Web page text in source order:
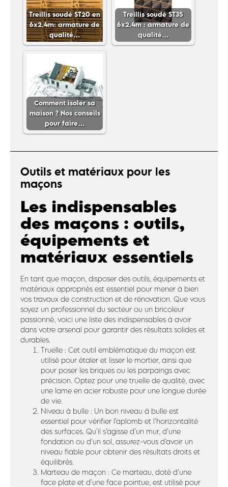
Treillis soudé ST20 en
6x2.4m: armature de
qualité…
Treillis soudé ST35
6x2.4m : armature de
qualité…
Comment isoler sa
maison ? Nos conseils
pour faire…
Outils et matériaux pour les
maçons
Les indispensables
des maçons : outils,
équipements et
matériaux essentiels
En tant que maçon, disposer des outils, équipements et
matériaux appropriés est essentiel pour mener à bien
vos travaux de construction et de rénovation. Que vous
soyez un professionnel du secteur ou un bricoleur
passionné, voici une liste des indispensables à avoir
dans votre arsenal pour garantir des résultats solides et
durables.
Truelle : Cet outil emblématique du maçon est
utilisé pour étaler et lisser le mortier, ainsi que
pour poser les briques ou les parpaings avec
précision. Optez pour une truelle de qualité, avec
une lame en acier robuste pour une longue durée
de vie.
Niveau à bulle : Un bon niveau à bulle est
essentiel pour vérifier l’aplomb et l’horizontalité
des surfaces. Qu’il s’agisse d’un mur, d’une
fondation ou d’un sol, assurez-vous d’avoir un
niveau fiable pour obtenir des résultats droits et
équilibrés.
Marteau de maçon : Ce marteau, doté d’une
face plate et d’une face pointue, est utilisé pour